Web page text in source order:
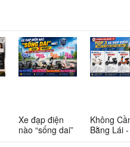
Xe đạp điện
nào “sống dai”
nhất sau 5
Không
Bằng Lái
3 Xe Đạp